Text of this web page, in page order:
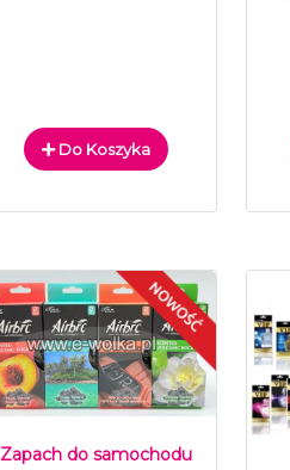
Do Koszyka
Zapach do samochodu